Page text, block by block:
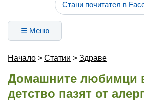
Стани почитател в
☰ Меню
Начало > Статии > Здраве
Домашните любимци
детство пазят от